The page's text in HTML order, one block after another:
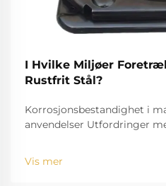
I Hvilke Miljøer
Rustfrit Stål?
Korrosjonsbestandighet i
anvendelser Utfordringer
eksempel, er velkjent for å
standardinstrumenter. Den
Vis mer